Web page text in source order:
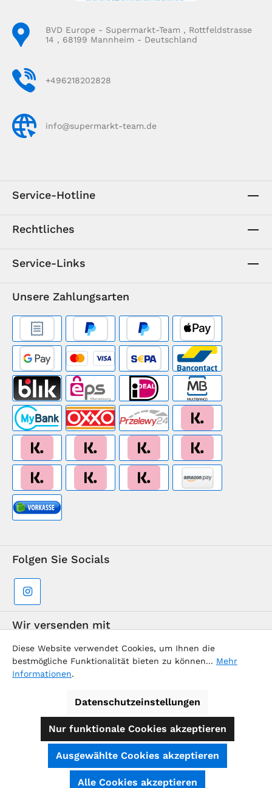
BVD Europe - Supermarkt-Team , Rottfeldstrasse
14 , 68199 Mannheim - Deutschland
+496218202828
info@supermarkt-team.de
Service-Hotline
Rechtliches
Service-Links
Unsere Zahlungsarten
Folgen Sie Socials
Wir versenden mit
Alle Preise inkl. gesetzl. Mehrwertsteuer zzgl.
Versandkostenund ggf. Nachnahmegebühren, wenn nicht
Diese Website verwendet Cookies, um Ihnen die
bestmögliche Funktionalität bieten zu können... Mehr
Informationen.
Datenschutzeinstellungen
Nur funktionale Cookies akzeptieren
Ausgewählte Cookies akzeptieren
Alle Cookies akzeptieren
SEHR GUT (4.74 / 5)